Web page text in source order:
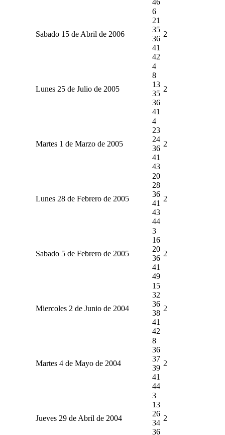
Sabado 15 de Abril de 2006
6
21
35
36
41
42
2
Lunes 25 de Julio de 2005
4
8
13
35
36
41
2
Martes 1 de Marzo de 2005
4
23
24
36
41
43
2
Lunes 28 de Febrero de 2005
20
28
36
41
43
44
2
Sabado 5 de Febrero de 2005
3
16
20
36
41
49
2
Miercoles 2 de Junio de 2004
15
32
36
38
41
42
2
Martes 4 de Mayo de 2004
8
36
37
39
41
44
2
Jueves 29 de Abril de 2004
3
13
26
34
36
2